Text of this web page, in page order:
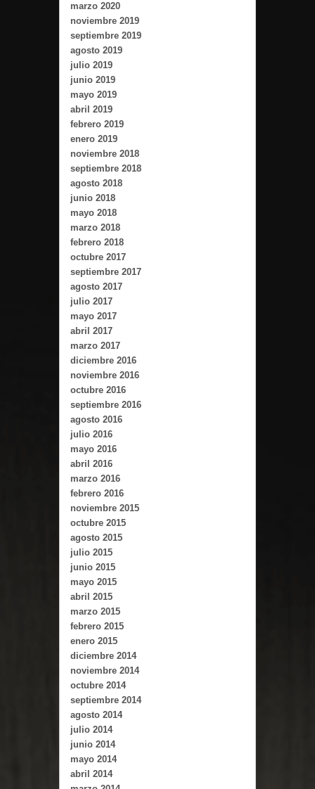
marzo 2020
noviembre 2019
septiembre 2019
agosto 2019
julio 2019
junio 2019
mayo 2019
abril 2019
febrero 2019
enero 2019
noviembre 2018
septiembre 2018
agosto 2018
junio 2018
mayo 2018
marzo 2018
febrero 2018
octubre 2017
septiembre 2017
agosto 2017
julio 2017
mayo 2017
abril 2017
marzo 2017
diciembre 2016
noviembre 2016
octubre 2016
septiembre 2016
agosto 2016
julio 2016
mayo 2016
abril 2016
marzo 2016
febrero 2016
noviembre 2015
octubre 2015
agosto 2015
julio 2015
junio 2015
mayo 2015
abril 2015
marzo 2015
febrero 2015
enero 2015
diciembre 2014
noviembre 2014
octubre 2014
septiembre 2014
agosto 2014
julio 2014
junio 2014
mayo 2014
abril 2014